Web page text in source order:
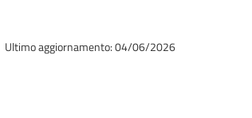
Ultimo aggiornamento: 04/06/2026